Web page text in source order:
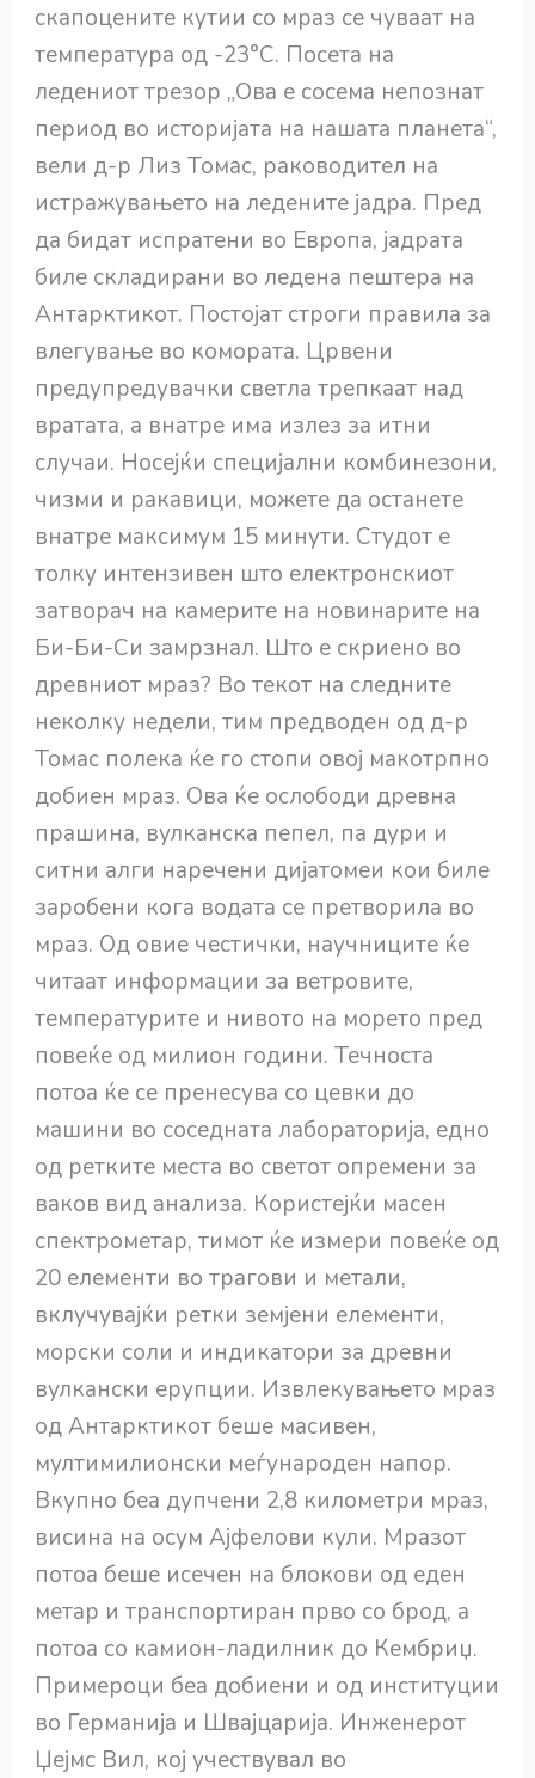
скапоцените кутии со мраз се чуваат на
температура од -23°C. Посета на
ледениот трезор „Ова е сосема непознат
период во историјата на нашата планета“,
вели д-р Лиз Томас, раководител на
истражувањето на ледените јадра. Пред
да бидат испратени во Европа, јадрата
биле складирани во ледена пештера на
Антарктикот. Постојат строги правила за
влегување во комората. Црвени
предупредувачки светла трепкаат над
вратата, а внатре има излез за итни
случаи. Носејќи специјални комбинезони,
чизми и ракавици, можете да останете
внатре максимум 15 минути. Студот е
толку интензивен што електронскиот
затворач на камерите на новинарите на
Би-Би-Си замрзнал. Што е скриено во
древниот мраз? Во текот на следните
неколку недели, тим предводен од д-р
Томас полека ќе го стопи овој макотрпно
добиен мраз. Ова ќе ослободи древна
прашина, вулканска пепел, па дури и
ситни алги наречени дијатомеи кои биле
заробени кога водата се претворила во
мраз. Од овие честички, научниците ќе
читаат информации за ветровите,
температурите и нивото на морето пред
повеќе од милион години. Течноста
потоа ќе се пренесува со цевки до
машини во соседната лабораторија, едно
од ретките места во светот опремени за
ваков вид анализа. Користејќи масен
спектрометар, тимот ќе измери повеќе од
20 елементи во трагови и метали,
вклучувајќи ретки земјени елементи,
морски соли и индикатори за древни
вулкански ерупции. Извлекувањето мраз
од Антарктикот беше масивен,
мултимилионски меѓународен напор.
Вкупно беа дупчени 2,8 километри мраз,
висина на осум Ајфелови кули. Мразот
потоа беше исечен на блокови од еден
метар и транспортиран прво со брод, а
потоа со камион-ладилник до Кембриџ.
Примероци беа добиени и од институции
во Германија и Швајцарија. Инженерот
Џејмс Вил, кој учествувал во